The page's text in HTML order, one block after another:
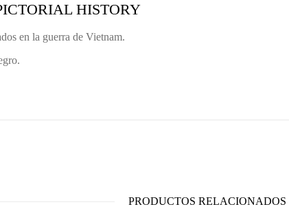
HISTORY
en la guerra de Vietnam.
PRODUCTOS RELACIONADOS